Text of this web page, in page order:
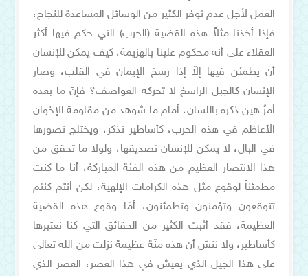
العمل لأجل عدم توفر الكثير من الوسائل المساعدة للنجاح،
فإذا أخذنا مثلاً هذه القضية (الحرب) التي حكم فيها أكثر
العقلاء على أنه محكوم علينا بالهزيمة، كيف يمكن للإنسان
أن يطمئن فيها إلاّ إذا رسخ الإيمان في القلب، وصار
الإنسان كالجبل الراسخ لا تحركه العواصف؟ فإنّ ما بعده
أمرٌ هين ذكره باللسان، أمام ما شوهد من مقاومة الإخوان
الأعاظم في هذه الحرب، كأساطير تذكر، ويختلج تصورها
في البال، لا يمكن للإنسان تصديقها، ولولا ما تحقق من
هذا الانتصار العظيم من هذه الفئة المباركة، أنا ما كنت
مطمئناً لوقوع مثل هذه الكرامات الإلهية، لكن أنتم كنتم
تتوقعون وتؤمنون وتطمئنون، أمّا وقوع هذه القضية
العظيمة، فقد أثبت الكثير من الحقائق التي كنا نعتبرها
كأساطير، ولا ننسَ أن هذه منّة عظيمة نزلت من الله تعالى
على هذا الجيل الذي يعيش في هذا العصر، العصر الذي